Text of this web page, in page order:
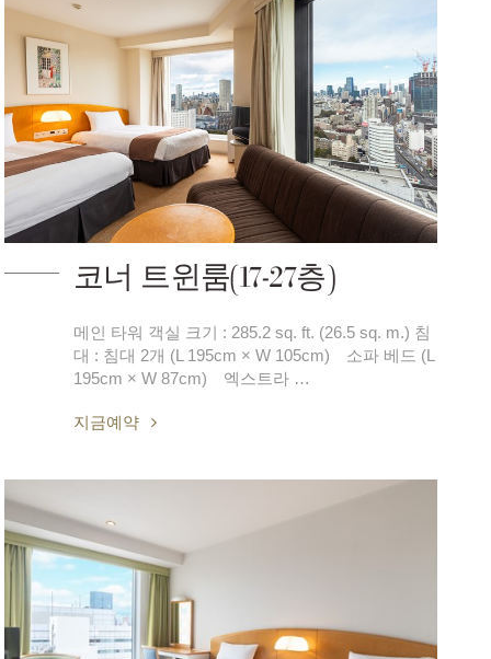
코너 트윈룸(17-27층)
메인 타워 객실 크기 : 285.2 sq. ft. (26.5 sq. m.) 침
대 : 침대 2개 (L 195cm × W 105cm) 소파 베드 (L
195cm × W 87cm) 엑스트라 …
지금예약